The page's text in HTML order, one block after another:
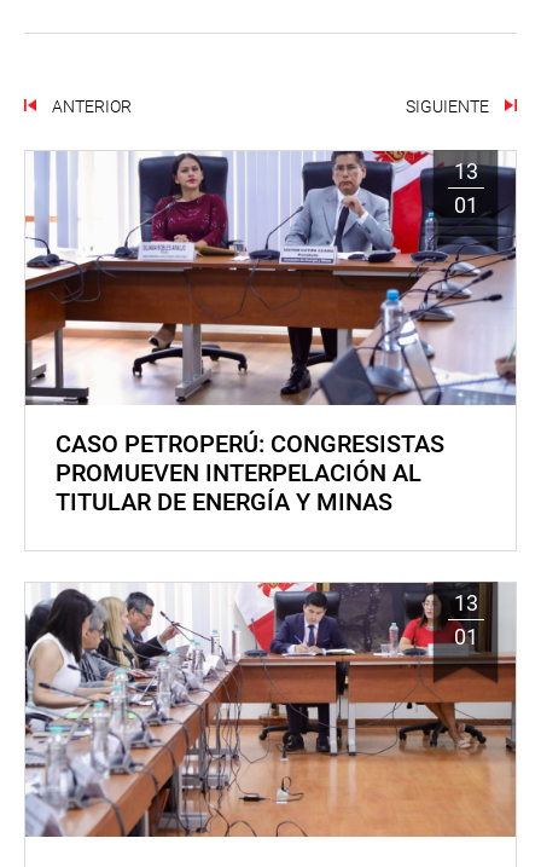
ANTERIOR SIGUIENTE
13
01
CASO PETROPERÚ: CONGRESISTAS
PROMUEVEN INTERPELACIÓN AL
TITULAR DE ENERGÍA Y MINAS
13
01